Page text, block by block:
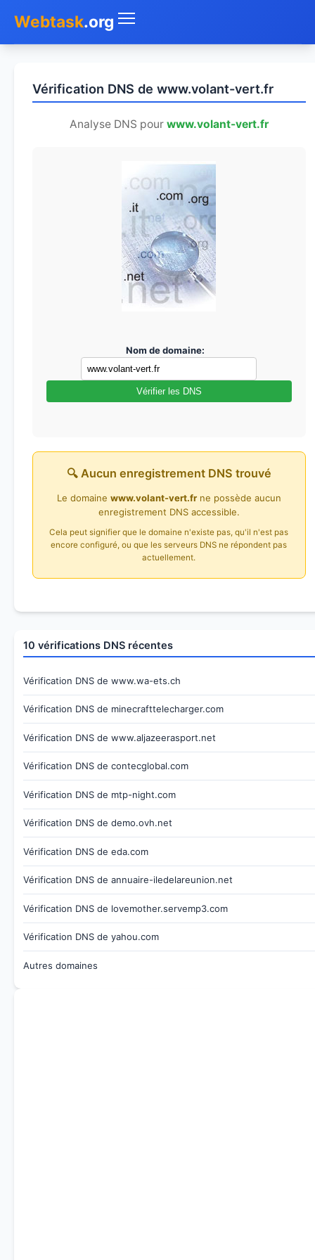
Webtask.org
Whois
Vérification DNS de www.volant-vert.fr
Analyse DNS pour www.volant-vert.fr
Nom de domaine:
Vérifier les DNS
🔍 Aucun enregistrement DNS trouvé
Le domaine www.volant-vert.frne possède aucun
enregistrement DNS accessible.
Cela peut signifier que le domaine n'existe pas, qu'il n'est pas
encore configuré, ou que les serveurs DNS ne répondent pas
actuellement.
10 vérifications DNS récentes
Vérification DNS de www.wa-ets.ch
Vérification DNS de minecrafttelecharger.com
Vérification DNS de www.aljazeerasport.net
Vérification DNS de contecglobal.com
Vérification DNS de mtp-night.com
Vérification DNS de demo.ovh.net
Vérification DNS de eda.com
Vérification DNS de annuaire-iledelareunion.net
Vérification DNS de lovemother.servemp3.com
Vérification DNS de yahou.com
Autres domaines